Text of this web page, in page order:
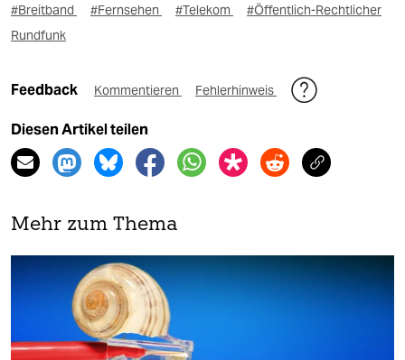
#Breitband #Fernsehen #Telekom
#Öffentlich-Rechtlicher
Rundfunk
Feedback Kommentieren Fehlerhinweis
Diesen Artikel teilen
Mehr zum Thema